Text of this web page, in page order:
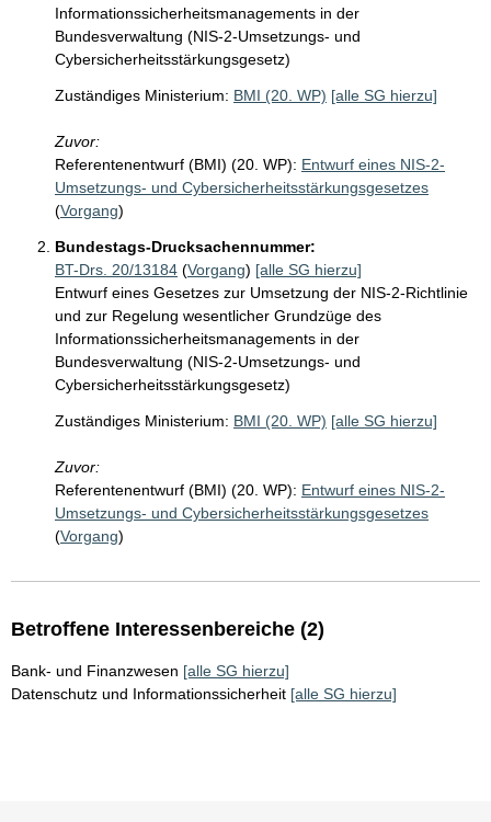
Informationssicherheitsmanagements in der
Bundesverwaltung (NIS-2-Umsetzungs- und
Cybersicherheitsstärkungsgesetz)
Zuständiges Ministerium: BMI (20. WP) [alle SG hierzu]
Zuvor:
Referentenentwurf (BMI) (20. WP): Entwurf eines NIS-2-
Umsetzungs- und Cybersicherheitsstärkungsgesetzes
(Vorgang)
Bundestags-Drucksachennummer:
BT-Drs. 20/13184 (Vorgang) [alle SG hierzu]
Entwurf eines Gesetzes zur Umsetzung der NIS-2-Richtlinie
und zur Regelung wesentlicher Grundzüge des
Informationssicherheitsmanagements in der
Bundesverwaltung (NIS-2-Umsetzungs- und
Cybersicherheitsstärkungsgesetz)
Zuständiges Ministerium: BMI (20. WP) [alle SG hierzu]
Zuvor:
Referentenentwurf (BMI) (20. WP): Entwurf eines NIS-2-
Umsetzungs- und Cybersicherheitsstärkungsgesetzes
(Vorgang)
Betroffene Interessenbereiche (2)
Bank- und Finanzwesen [alle SG hierzu]
Datenschutz und Informationssicherheit [alle SG hierzu]